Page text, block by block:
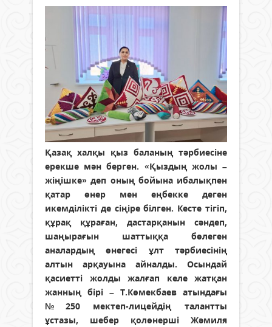
Қазақ халқы қыз баланың тәрбиесіне
ерекше мән берген. «Қыздың жолы –
жіңішке» деп оның бойына ибалықпен
қатар өнер мен еңбекке деген
икемділікті де сіңіре білген. Кесте тігіп,
құрақ құраған, дастарқанын сәндеп,
шаңырағын шаттыққа бөлеген
аналардың өнегесі ұлт тәрбиесінің
алтын арқауына айналды. Осындай
қасиетті жолды жалғап келе жатқан
жанның бірі – Т.Көмекбаев атындағы
№250 мектеп-лицейдің талантты
ұстазы, шебер қолөнерші Жәмиля